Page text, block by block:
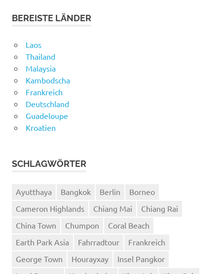
BEREISTE LÄNDER
Laos
Thailand
Malaysia
Kambodscha
Frankreich
Deutschland
Guadeloupe
Kroatien
SCHLAGWÖRTER
Ayutthaya Bangkok Berlin
Borneo
Cameron Highlands
Chiang Mai
Chiang Rai
China Town
Chumpon
Coral Beach
Earth Park Asia
Fahrradtour
Frankreich
George Town
Hourayxay
Insel Pangkor